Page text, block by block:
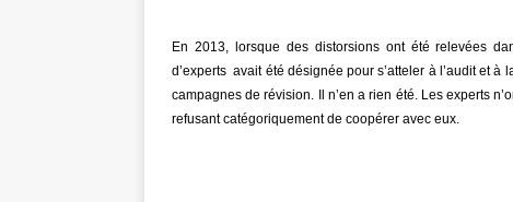
En 2013, lorsque des distorsions ont été relevées
d’experts avait été désignée pour s’atteler à l’audit et
campagnes de révision. Il n’en a rien été. Les experts
refusant catégoriquement de coopérer avec eux.